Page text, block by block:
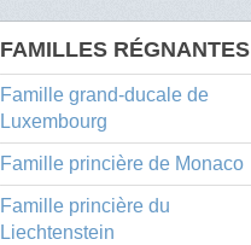
FAMILLES RÉGNANTES
Famille grand-ducale de
Luxembourg
Famille princière de Monaco
Famille princière du
Liechtenstein